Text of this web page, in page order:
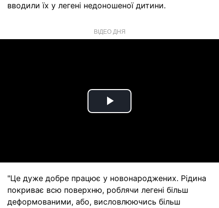
вводили їх у легені недоношеної дитини.
ВІДЕО ДНЯ
Play
"Це дуже добре працює у новонароджених. Рідина
покриває всю поверхню, роблячи легені більш
деформованими, або, висловлюючись більш